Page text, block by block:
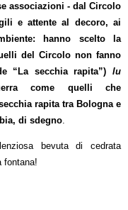
associazioni - dal Circolo
e attente al decoro, ai
hanno scelto la
del Circolo non fanno
“La secchia rapita”)
lu
come quelli che
rapita tra Bologna e
di sdegno.
bevuta di cedrata
fontana!